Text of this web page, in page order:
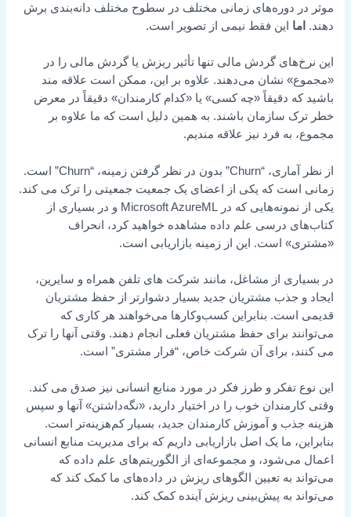
موثر در دوره‌های زمانی مختلف در سطوح مختلف دانه‌بندی برش
دهند. اما این فقط نیمی از تصویر است.
این نرخ‌های گردش مالی تنها تأثیر ریزش یا گردش مالی را در
«مجموع» نشان می‌دهند. علاوه بر این، ممکن است علاقه مند
باشید که دقیقاً «چه کسی» یا «کدام کارمندان» دقیقاً در معرض
خطر ترک سازمان باشند. به همین دلیل است که ما علاوه بر
مجموع، به فرد نیز علاقه مندیم.
از نظر آماری، “Churn” بدون در نظر گرفتن زمینه، “Churn” است.
زمانی است که یکی از اعضای یک جمعیت جمعیتی را ترک می کند.
یکی از نمونه‌هایی که در Microsoft AzureML و در بسیاری از
کتاب‌های درسی علم داده مشاهده خواهید کرد، انحراف
«مشتری» است. این از زمینه بازاریابی است.
در بسیاری از مشاغل، مانند شرکت های تلفن همراه و سایرین،
ایجاد و جذب مشتریان جدید بسیار دشوارتر از حفظ مشتریان
قدیمی است. بنابراین کسب‌وکارها می‌خواهند هر کاری که
می‌توانند برای حفظ مشتریان فعلی انجام دهند. وقتی آنها را ترک
می کنند، برای آن شرکت خاص، “فرار مشتری” است.
این نوع تفکر و طرز فکر در مورد منابع انسانی نیز صدق می کند.
وقتی کارمندان خوب را در اختیار دارید، «نگه‌داشتن» آنها و سپس
هزینه جذب و آموزش کارمندان جدید، بسیار کم‌هزینه‌تر است.
بنابراین، ما یک اصل بازاریابی داریم که برای مدیریت منابع انسانی
اعمال می‌شود، و مجموعه‌ای از الگوریتم‌های علم داده که
می‌تواند به تعیین الگوهای ریزش در داده‌های ما کمک کند که
می‌تواند به پیش‌بینی ریزش آینده کمک کند.